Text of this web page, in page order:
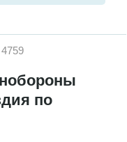
4759
по